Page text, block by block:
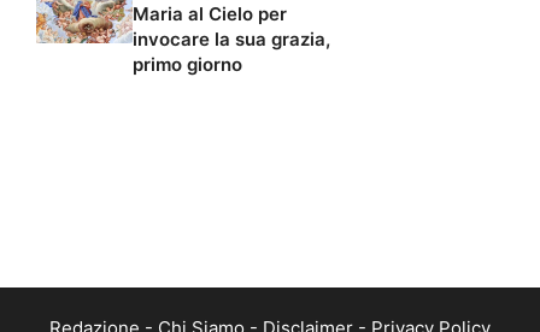
Maria al Cielo per
invocare la sua grazia,
primo giorno